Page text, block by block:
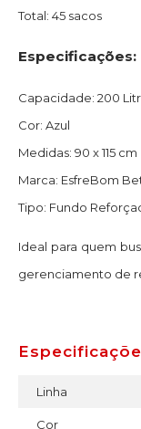
Total: 45 sacos
Especificações:
Capacidade: 200
Cor: Azul
Medidas: 90 x 115 cm
Marca: EsfreBom
Tipo: Fundo
Ideal para quem
gerenciamento de
Linha
Cor